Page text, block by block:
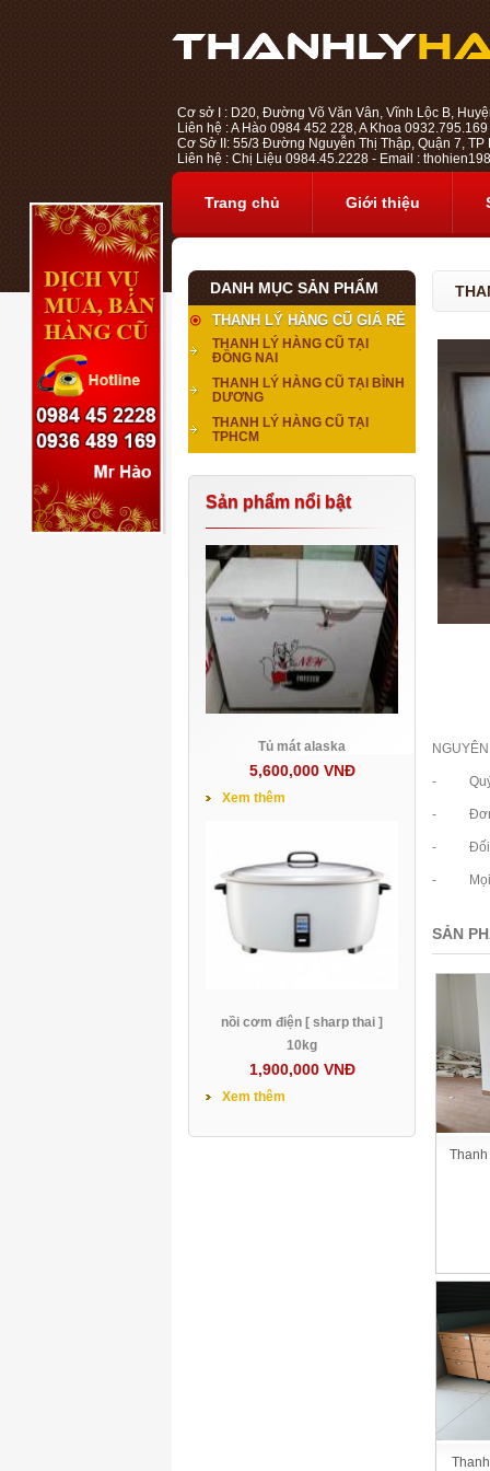
Cơ sở I : D20, Đường Võ Văn Vân, Vĩnh Lộc B,
Liên hệ : A Hào 0984 452 228, A Khoa
Cơ Sở II: 55/3 Đường Nguyễn Thị Thập, Quận 7, TP
Liên hệ : Chị Liệu 0984.45.2228 - Email :
Trang chủ Giới thiệu
DANH MỤC SẢN PHẨM
THANH LÝ HÀNG CŨ GIÁ RẺ
THANH LÝ HÀNG CŨ TẠI
ĐỒNG NAI
THANH LÝ HÀNG CŨ TẠI BÌNH
DƯƠNG
THANH LÝ HÀNG CŨ TẠI
TPHCM
Sản phẩm nổi bật
Tủ mát alaska
5,600,000 VNĐ
Xem thêm
nồi cơm điện [ sharp thai ]
10kg
1,900,000 VNĐ
Xem thêm
- Quý
- Đơn
- Đối với
-
SẢN